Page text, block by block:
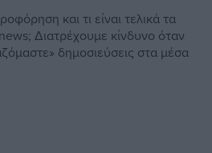
και τι είναι τελικά τα
Διατρέχουμε κίνδυνο όταν
δημοσιεύσεις στα μέσα